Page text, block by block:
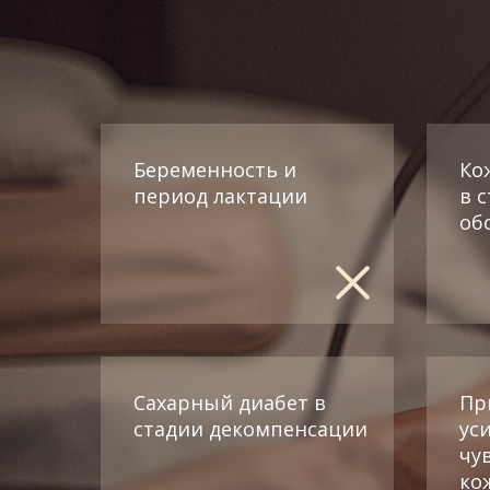
Если у вас есть
в
Сахарный диабет в
стадии декомпенсации
Беременность и
период лактации